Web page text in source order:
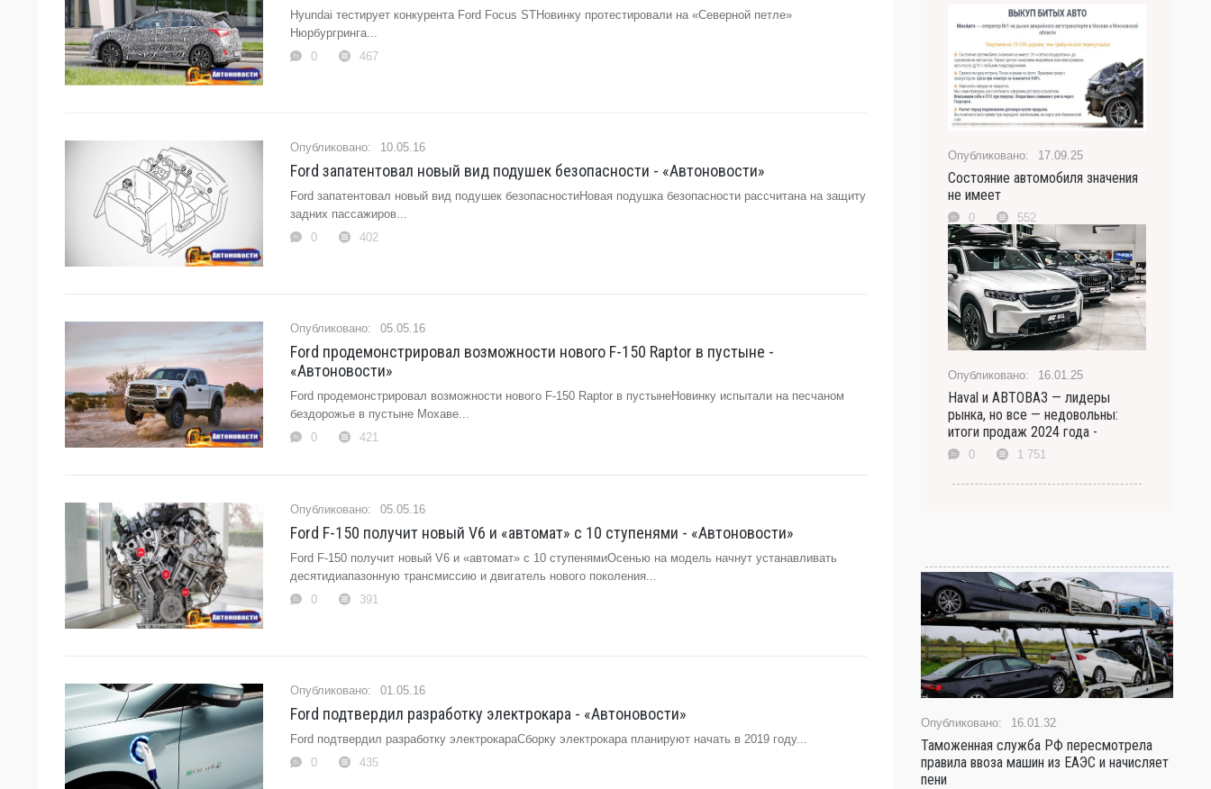
Hyundai тестирует конкурента Ford Focus STНовинку протестировали на «Северной петле»
Нюрбургринга...
0
467
10.05.16
Ford запатентовал новый вид подушек безопасности - «Автоновости»
Ford запатентовал новый вид подушек безопасностиНовая подушка безопасности рассчитана на защиту
задних пассажиров...
0
402
05.05.16
Ford продемонстрировал возможности нового F-150 Raptor в пустыне -
«Автоновости»
Ford продемонстрировал возможности нового F-150 Raptor в пустынеНовинку испытали на песчаном
бездорожье в пустыне Мохаве...
0
421
05.05.16
Ford F-150 получит новый V6 и «автомат» с 10 ступенями - «Автоновости»
Ford F-150 получит новый V6 и «автомат» с 10 ступенямиОсенью на модель начнут устанавливать
десятидиапазонную трансмиссию и двигатель нового поколения...
0
391
01.05.16
Ford подтвердил разработку электрокара - «Автоновости»
Ford подтвердил разработку электрокараСборку электрокара планируют начать в 2019 году...
0
435
17.09.25
Состояние автомобиля значения
не имеет
0 552
16.01.25
Haval и АВТОВАЗ — лидеры
рынка, но все — недовольны:
итоги продаж 2024 года -
0 1 751
16.01.32
Таможенная служба РФ пересмотрела
правила ввоза машин из ЕАЭС и начисляет
пени